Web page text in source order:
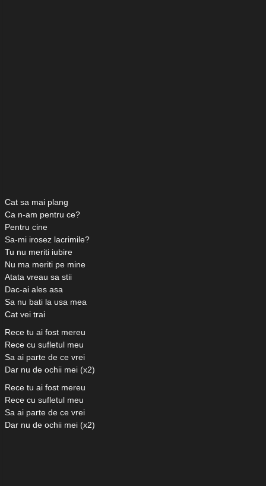
Cat sa mai plang
Ca n-am pentru ce?
Pentru cine
Sa-mi irosez lacrimile?
Tu nu meriti iubire
Nu ma meriti pe mine
Atata vreau sa stii
Dac-ai ales asa
Sa nu bati la usa mea
Cat vei trai
Rece tu ai fost mereu
Rece cu sufletul meu
Sa ai parte de ce vrei
Dar nu de ochii mei (x2)
Rece tu ai fost mereu
Rece cu sufletul meu
Sa ai parte de ce vrei
Dar nu de ochii mei (x2)